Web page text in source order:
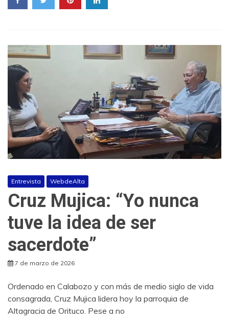
Entrevista WebdeAlta
Cruz Mujica: “Yo nunca
tuve la idea de ser
sacerdote”
7 de marzo de 2026
Ordenado en Calabozo y con más de medio siglo de vida
consagrada, Cruz Mujica lidera hoy la parroquia de
Altagracia de Orituco. Pese a no